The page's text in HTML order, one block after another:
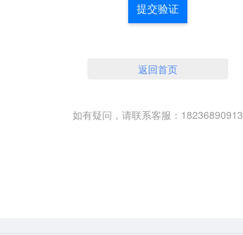
提交验证
返回首页
如有疑问，请联系客服：18236890913